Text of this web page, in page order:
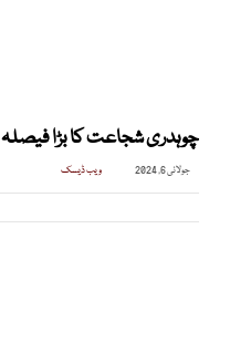
چوہدری شجاعت کا بڑا فیصلہ
جولائی 6, 2024 ویب ڈیسک